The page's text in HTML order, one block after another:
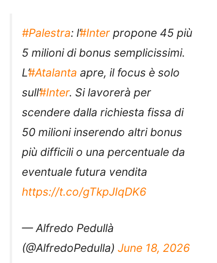
#Palestra: l’#Inter propone 45 più
5 milioni di bonus semplicissimi.
L’#Atalanta apre, il focus è solo
sull’#Inter. Si lavorerà per
scendere dalla richiesta fissa di
50 milioni inserendo altri bonus
più difficili o una percentuale da
eventuale futura vendita
https://t.co/gTkpJIqDK6
— Alfredo Pedullà
(@AlfredoPedulla) June 18, 2026